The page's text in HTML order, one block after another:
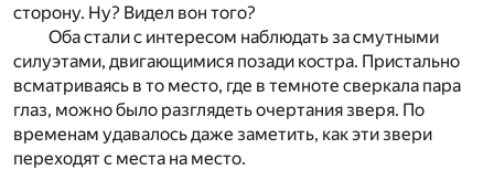
сторону. Ну? Видел вон того?
Оба стали с интересом наблюдать за смутными
силуэтами, двигающимися позади костра. Пристально
всматриваясь в то место, где в темноте сверкала пара
глаз, можно было разглядеть очертания зверя. По
временам удавалось даже заметить, как эти звери
переходят с места на место.